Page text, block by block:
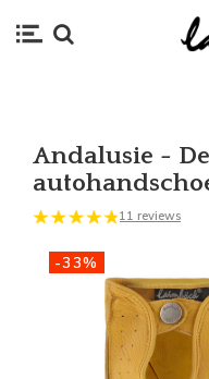
Andalusie -
11 reviews
-33%